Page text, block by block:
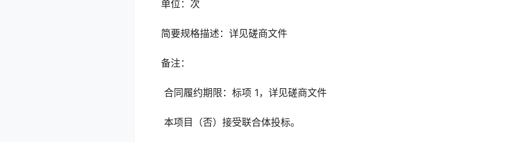
单位：次
简要规格描述：详见磋商文件
备注：
合同履约期限：标项 1，详见磋商文件
本项目（否）接受联合体投标。